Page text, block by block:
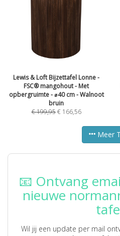
Lewis & Loft Bijzettafel Lonne -
FSC® mangohout - Met
opbergruimte - ⌀40 cm - Walnoot
bruin
€199,95 € 166,56
Meer
📧 Ontvang
nieuwe
Wil jij een update per mail